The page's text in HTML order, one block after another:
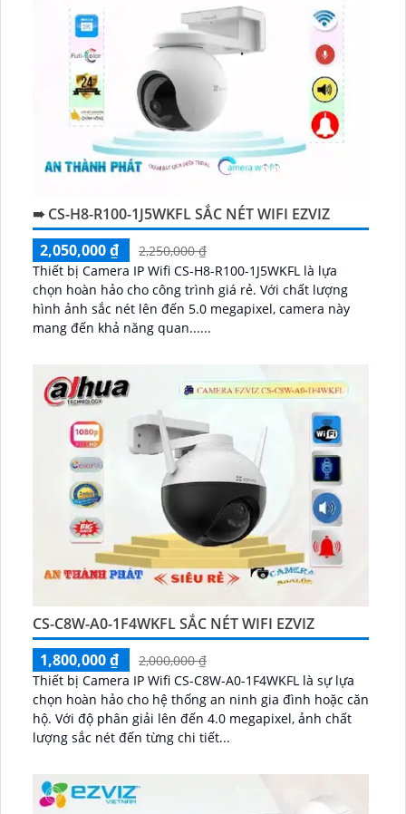
➠ CS-H8-R100-1J5WKFL SẮC NÉT WIFI EZVIZ
2,050,000 ₫
2,250,000 ₫
Thiết bị Camera IP Wifi CS-H8-R100-1J5WKFL là lựa
chọn hoàn hảo cho công trình giá rẻ. Với chất lượng
hình ảnh sắc nét lên đến 5.0 megapixel, camera này
mang đến khả năng quan......
CS-C8W-A0-1F4WKFL SẮC NÉT WIFI EZVIZ
1,800,000 ₫
2,000,000 ₫
Thiết bị Camera IP Wifi CS-C8W-A0-1F4WKFL là sự lựa
chọn hoàn hảo cho hệ thống an ninh gia đình hoặc căn
hộ. Với độ phân giải lên đến 4.0 megapixel, ảnh chất
lượng sắc nét đến từng chi tiết...